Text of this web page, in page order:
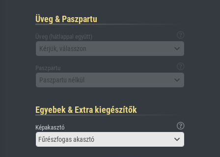
Üveg & Paszpartu
Üveg (hátlappal együtt)
Kérjük, válasszon
Paszpartu
Paszpartu nélkül
Egyebek & Extra kiegészítők
Képakasztó
Fűrészfogas akasztó